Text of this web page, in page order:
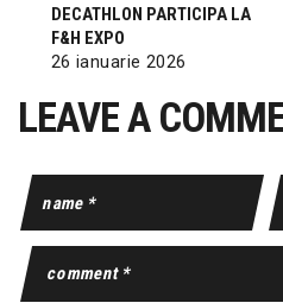
DECATHLON PARTICIPA LA
F&H EXPO
26 ianuarie 2026
LEAVE A